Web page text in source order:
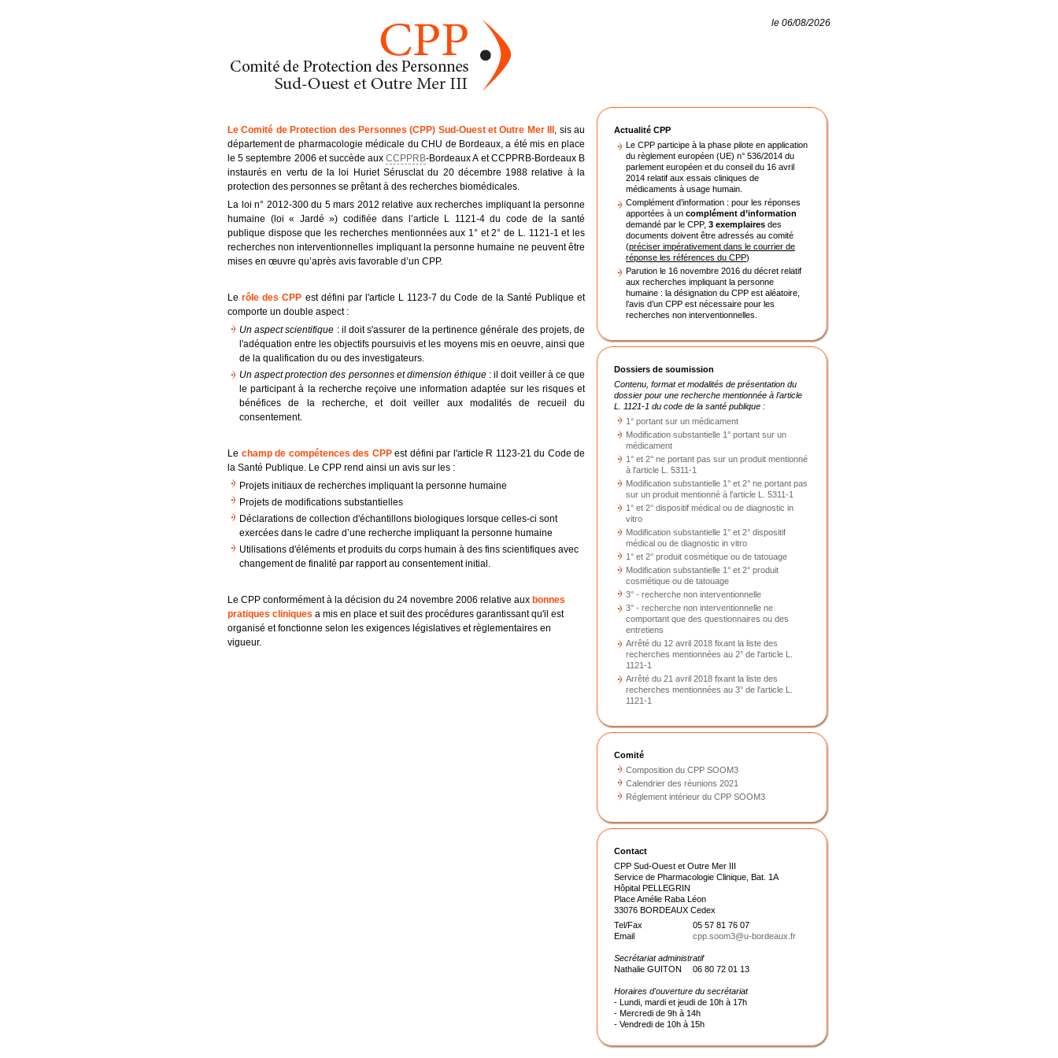
le 06/08/2026
Le Comité de Protection des Personnes (CPP) Sud-Ouest et Outre Mer III , sis au
département de pharmacologie médicale du CHU de Bordeaux, a été mis en place
le 5 septembre 2006 et succède auxCCPPRB-Bordeaux A et CCPPRB-Bordeaux B
instaurés en vertu de la loi Huriet Sérusclat du 20 décembre 1988 relative à la
protection des personnes se prêtant à des recherches biomédicales.
La loi n° 2012-300 du 5 mars 2012 relative aux recherches impliquant la personne
humaine (loi « Jardé ») codifiée dans l’article L 1121-4 du code de la santé
publique dispose que les recherches mentionnées aux 1° et 2° de L. 1121-1 et les
recherches non interventionnelles impliquant la personne humaine ne peuvent être
mises en œuvre qu’après avis favorable d’un CPP.
Lerôle des CPP est défini par l'article L 1123-7 du Code de la Santé Publique et
comporte un double aspect :
Un aspect scientifique : il doit s'assurer de la pertinence générale des projets, de
l'adéquation entre les objectifs poursuivis et les moyens mis en oeuvre, ainsi que
de la qualification du ou des investigateurs.
Un aspect protection des personnes et dimension éthique : il doit veiller à ce que
le participant à la recherche reçoive une information adaptée sur les risques et
bénéfices de la recherche, et doit veiller aux modalités de recueil du
consentement.
Le champ de compétences des CPPest défini par l'article R 1123-21 du Code de
la Santé Publique. Le CPP rend ainsi un avis sur les :
Projets initiaux de recherches impliquant la personne humaine
Projets de modifications substantielles
Déclarations de collection d'échantillons biologiques lorsque celles-ci sont
exercées dans le cadre d’une recherche impliquant la personne humaine
Utilisations d'éléments et produits du corps humain à des fins scientifiques avec
changement de finalité par rapport au consentement initial.
Le CPP conformément à la décision du 24 novembre 2006 relative aux bonnes
pratiques cliniques a mis en place et suit des procédures garantissant qu'il est
organisé et fonctionne selon les exigences législatives et règlementaires en
vigueur.
Actualité CPP
Le CPP participe à la phase pilote en application
du règlement européen (UE) n° 536/2014 du
parlement européen et du conseil du 16 avril
2014 relatif aux essais cliniques de
médicaments à usage humain.
Complément d’information : pour les réponses
apportées à un complément d’information
demandé par le CPP, 3 exemplaires des
documents doivent être adressés au comité
(préciser impérativement dans le courrier de
réponse les références du CPP)
Parution le 16 novembre 2016 du décret relatif
aux recherches impliquant la personne
humaine : la désignation du CPP est aléatoire,
l’avis d’un CPP est nécessaire pour les
recherches non interventionnelles.
Dossiers de soumission
Contenu, format et modalités de présentation du
dossier pour une recherche mentionnée à l’article
L. 1121-1 du code de la santé publique :
1° portant sur un médicament
Modification substantielle 1° portant sur un
médicament
1° et 2° ne portant pas sur un produit mentionné
à l'article L. 5311-1
Modification substantielle 1° et 2° ne portant pas
sur un produit mentionné à l'article L. 5311-1
1° et 2° dispositif médical ou de diagnostic in
vitro
Modification substantielle 1° et 2° dispositif
médical ou de diagnostic in vitro
1° et 2° produit cosmétique ou de tatouage
Modification substantielle 1° et 2° produit
cosmétique ou de tatouage
3° - recherche non interventionnelle
3° - recherche non interventionnelle ne
comportant que des questionnaires ou des
entretiens
Arrêté du 12 avril 2018 fixant la liste des
recherches mentionnées au 2° de l'article L.
1121-1
Arrêté du 21 avril 2018 fixant la liste des
recherches mentionnées au 3° de l'article L.
1121-1
Comité
Composition du CPP SOOM3
Calendrier des réunions 2021
Réglement intérieur du CPP SOOM3
Contact
CPP Sud-Ouest et Outre Mer III
Service de Pharmacologie Clinique, Bat. 1A
Hôpital PELLEGRIN
Place Amélie Raba Léon
33076 BORDEAUX Cedex
Tel/Fax
05 57 81 76 07
Email
cpp.soom3@u-bordeaux.fr
Secrétariat administratif
Nathalie GUITON
06 80 72 01 13
Horaires d'ouverture du secrétariat
- Lundi, mardi et jeudi de 10h à 17h
- Mercredi de 9h à 14h
- Vendredi de 10h à 15h